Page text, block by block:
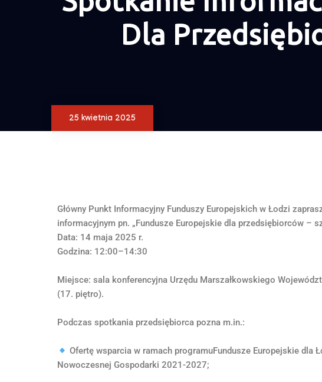
Dla
25 kwietnia 2025
Główny Punkt Informacyjny Funduszy Europejskich w Łodzi
informacyjnym pn. „Fundusze Europejskie dla przedsiębiorców –
Data: 14 maja 2025 r.
Godzina: 12:00–14:30
Miejsce: sala konferencyjna Urzędu Marszałkowskiego
(17. piętro).
Podczas spotkania przedsiębiorca pozna m.in.:
Ofertę wsparcia w ramach programuFundusze Europejskie dla
Nowoczesnej Gospodarki 2021-2027;